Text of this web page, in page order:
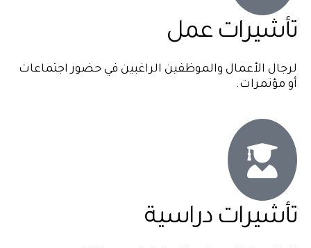
تأشيرات عمل
لرجال الأعمال والموظفين الراغبين في حضور اجتماعات
أو مؤتمرات.
تأشيرات دراسية